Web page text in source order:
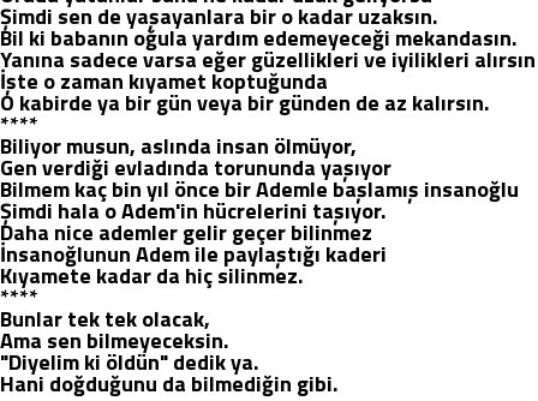
Şimdi sen de yaşayanlara bir o kadar uzaksın.
Bil ki babanın oğula yardım edemeyeceği mekandasın.
Yanına sadece varsa eğer güzellikleri ve iyilikleri alırsın
İşte o zaman kıyamet koptuğunda
O kabirde ya bir gün veya bir günden de az kalırsın.
****
Biliyor musun, aslında insan ölmüyor,
Gen verdiği evladında torununda yaşıyor
Bilmem kaç bin yıl önce bir Ademle başlamış insanoğlu
Şimdi hala o Adem'in hücrelerini taşıyor.
Daha nice ademler gelir geçer bilinmez
İnsanoğlunun Adem ile paylaştığı kaderi
Kıyamete kadar da hiç silinmez.
****
Bunlar tek tek olacak,
Ama sen bilmeyeceksin.
"Diyelim ki öldün" dedik ya.
Hani doğduğunu da bilmediğin gibi.